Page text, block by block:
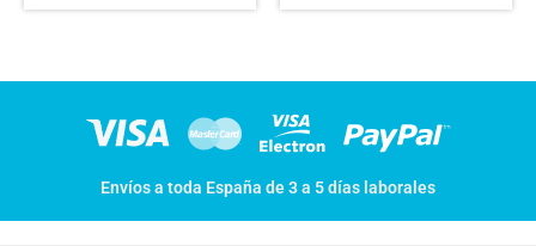
Envíos a toda España de 3 a 5 días laborales